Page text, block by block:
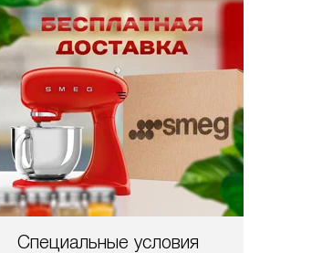
Специальные условия